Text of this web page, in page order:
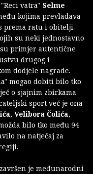
vatra" Selme
kojima prevladava
prema ratu i obitelji.
su neki jednostavno
primjer autentične
drugog i
dodjele nagrade.
mogao dobiti bilo tko
o sjajnim zbirkama
sport već je ona
, Velibora Čolića,
bilo tko među 94
na natječaj za
je međunarodni